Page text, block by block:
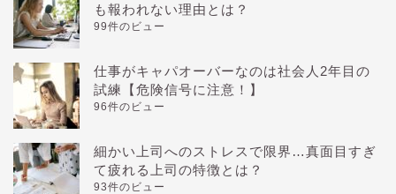
も報われない理由とは？
99件のビュー
仕事がキャパオーバーなのは社会人2年目の
試練【危険信号に注意！】
96件のビュー
細かい上司へのストレスで限界…真面目すぎ
て疲れる上司の特徴とは？
93件のビュー